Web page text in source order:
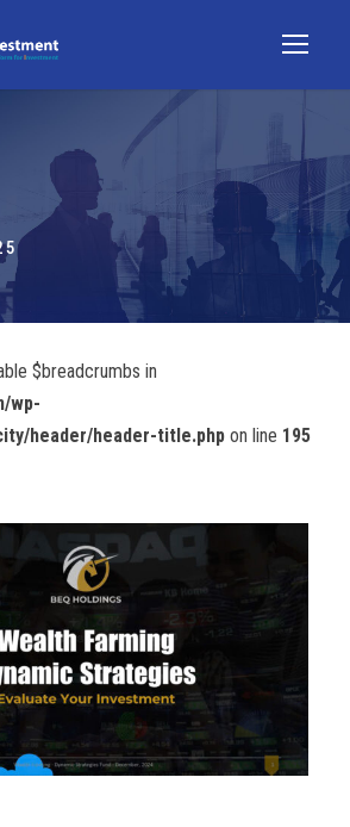
$breadcrumbs in
wp-
header/header-title.php on line 195